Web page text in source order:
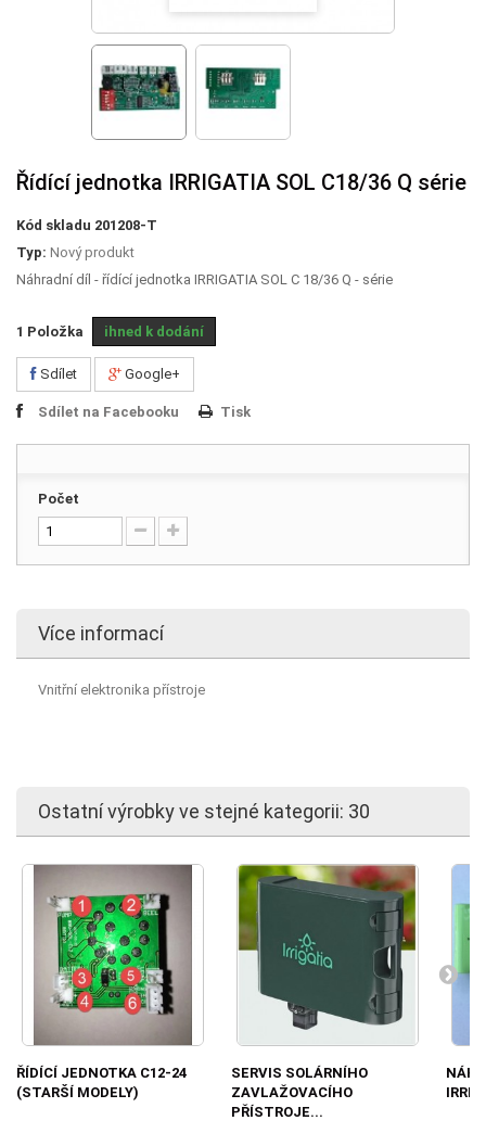
Řídící jednotka IRRIGATIA SOL C18/36 Q série
Kód skladu 201208-T
Typ: Nový produkt
Náhradní díl - řídící jednotka IRRIGATIA SOL C 18/36 Q - série
1 Položka ihned k dodání
Sdílet Google+
Sdílet na Facebooku Tisk
Počet
Více informací
Vnitřní elektronika přístroje
Ostatní výrobky ve stejné kategorii: 30
ŘÍDÍCÍ JEDNOTKA C12-24
(STARŠÍ MODELY)
SERVIS SOLÁRNÍHO
ZAVLAŽOVACÍHO
PŘÍSTROJE...